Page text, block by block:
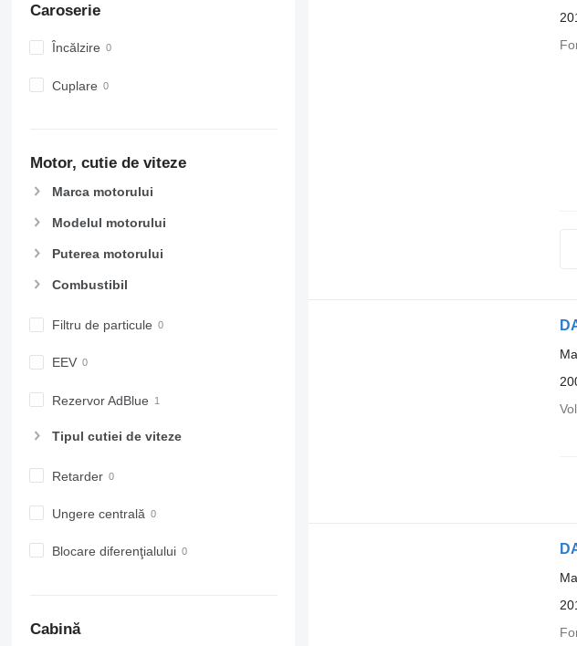
Caroserie
Încălzire
Cuplare
Motor, cutie de viteze
Marca motorului
Modelul motorului
Puterea motorului
Combustibil
Filtru de particule
EEV
Rezervor AdBlue
Tipul cutiei de viteze
Retarder
Ungere centrală
Blocare diferenţialului
Cabină